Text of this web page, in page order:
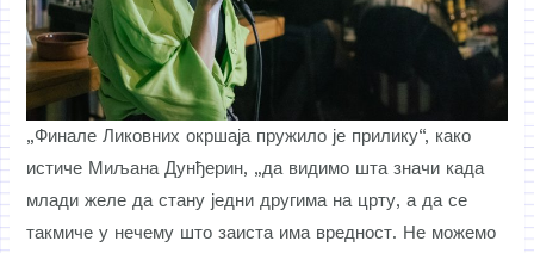
„Финале Ликовних окршаја пружило је прилику“, како
истиче Миљана Дунђерин, „да видимо шта значи када
млади желе да стану једни другима на црту, а да се
такмиче у нечему што заиста има вредност. Не можемо